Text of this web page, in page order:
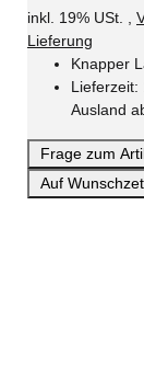
inkl. 19% USt. ,
Lieferung
Knapper
Lieferzeit:
Ausland
Frage zum
Auf